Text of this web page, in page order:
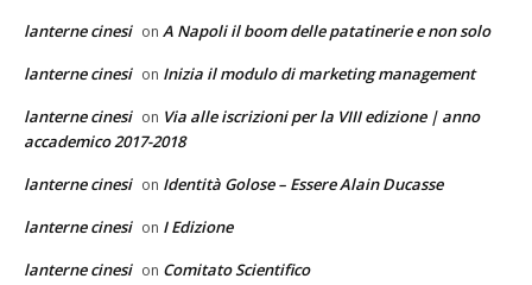
lanterne cinesi on A Napoli il boom delle patatinerie e non solo
lanterne cinesi on Inizia il modulo di marketing management
lanterne cinesi on Via alle iscrizioni per la VIII edizione | anno
accademico 2017-2018
lanterne cinesi on Identità Golose – Essere Alain Ducasse
lanterne cinesi on I Edizione
lanterne cinesi on Comitato Scientifico